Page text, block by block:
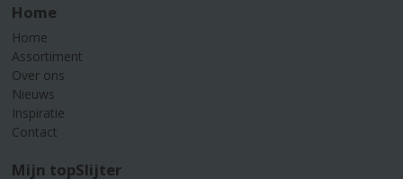
Home
Home
Assortiment
Over ons
Nieuws
Inspiratie
Contact
Mijn topSlijter